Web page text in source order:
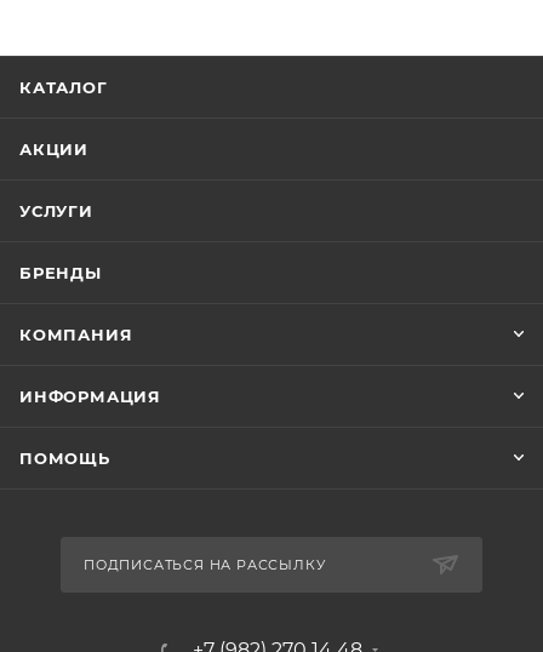
КАТАЛОГ
АКЦИИ
УСЛУГИ
БРЕНДЫ
КОМПАНИЯ
ИНФОРМАЦИЯ
ПОМОЩЬ
ПОДПИСАТЬСЯ НА РАССЫЛКУ